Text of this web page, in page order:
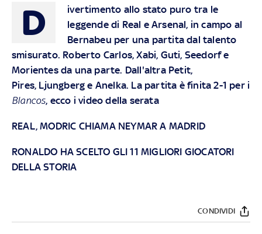
D
ivertimento allo stato puro tra le
leggende di Real e Arsenal, in campo al
Bernabeu per una partita dal talento
smisurato. Roberto Carlos, Xabi, Guti, Seedorf e
Morientes da una parte. Dall'altra Petit,
Pires, Ljungberg e Anelka. La partita è finita 2-1 per i
Blancos, ecco i video della serata
REAL, MODRIC CHIAMA NEYMAR A MADRID
RONALDO HA SCELTO GLI 11 MIGLIORI GIOCATORI
DELLA STORIA
CONDIVIDI